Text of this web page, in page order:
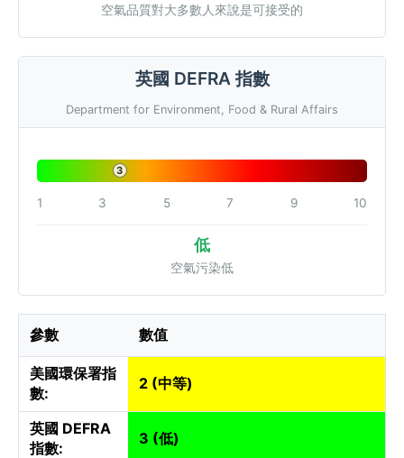
空氣品質對大多數人來說是可接受的
英國 DEFRA 指數
Department for Environment, Food & Rural Affairs
3
1 3 5 7 9 10
低
空氣污染低
參數 數值
美國環保署指
數:
2 (中等)
英國 DEFRA
指數:
3 (低)